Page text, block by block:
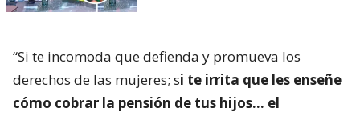
“Si te incomoda que defienda y promueva los
derechos de las mujeres; si te irrita que les enseñe
cómo cobrar la pensión de tus hijos… el